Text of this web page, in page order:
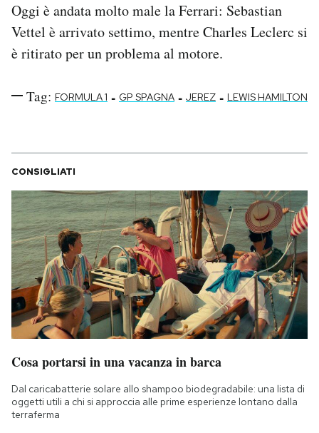
Notifiche mobile
Regala il Post
Hai bisogno di aiuto?
Oggi è andata molto male la Ferrari: Sebastian
Vettel è arrivato settimo, mentre Charles Leclerc si
è ritirato per un problema al motore.
Tag: FORMULA 1 - GP SPAGNA - JEREZ - LEWIS HAMILTON
CONSIGLIATI
Cosa portarsi in una vacanza in barca
Dal caricabatterie solare allo shampoo biodegradabile: una lista di
oggetti utili a chi si approccia alle prime esperienze lontano dalla
terraferma